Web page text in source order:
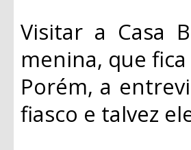
Visitar a Casa
menina, que
Porém, a
fiasco e talvez